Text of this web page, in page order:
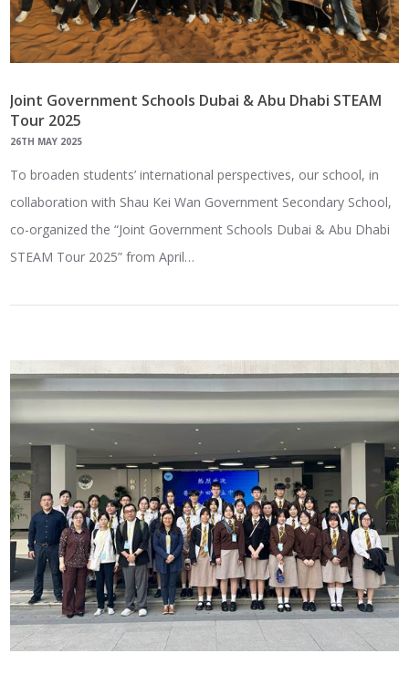
Joint Government Schools Dubai & Abu Dhabi STEAM
Tour 2025
26TH MAY 2025
To broaden students’ international perspectives, our school, in
collaboration with Shau Kei Wan Government Secondary School,
co-organized the “Joint Government Schools Dubai & Abu Dhabi
STEAM Tour 2025” from April…